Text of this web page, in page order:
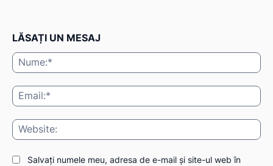
LĂSAȚI UN MESAJ
Salvați numele meu, adresa de e-mail și site-ul web în